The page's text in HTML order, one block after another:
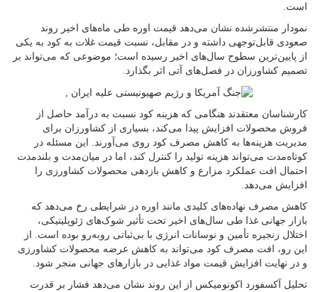
است.
نمودار منتشرشده نشان می‌دهد قیمت اوره طی ماه‌های اخیر روند
صعودی قابل‌توجهی داشته و در مقابل، نسبت قیمت غلات به کود به یکی
از پایین‌ترین سطوح سال‌های اخیر رسیده است؛ موضوعی که می‌تواند بر
تصمیم کشاورزان در فصل‌های آتی اثر بگذارد.
کارشناسان معتقدند هنگامی که هزینه کود نسبت به درآمد حاصل از
فروش محصولات افزایش پیدا می‌کند، بسیاری از کشاورزان برای
مدیریت هزینه‌ها به کاهش مصرف کود روی می‌آورند. این مسئله در
کوتاه‌مدت می‌تواند هزینه تولید را کنترل کند، اما در میان‌مدت و بلندمدت
احتمال افت عملکرد مزارع و کاهش بازدهی محصولات کشاورزی را
افزایش می‌دهد.
کاهش مصرف نهاده‌های کلیدی مانند اوره در شرایطی رخ می‌دهد که
بازار جهانی غذا طی سال‌های اخیر تحت تأثیر شوک‌های ژئوپلیتیکی،
اختلال زنجیره تأمین و نوسانات انرژی با بی‌ثباتی روبه‌رو بوده است. از
این رو، افت مصرف کود می‌تواند به کاهش عرضه محصولات کشاورزی
و در نهایت افزایش قیمت مواد غذایی در بازارهای جهانی منجر شود.
تحلیل آکسفورد اکونومیکس از این روند نشان می‌دهد فشار بر قدرت